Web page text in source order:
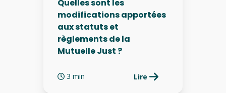
Quelles sont les
modifications apportées
aux statuts et
règlements de la
Mutuelle Just ?
3 min Lire